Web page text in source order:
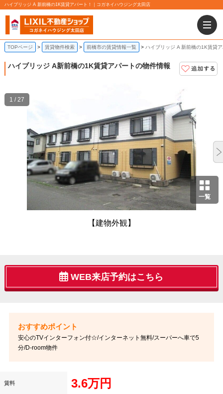
ハイブリッジ A 新前橋の1K賃貸アパート！｜コガネイハウジング太田店
TOPページ 賃貸物件検索 前橋市の賃貸情報一覧 ハイブリッジ A 新前橋の1K賃貸
ハイブリッジ A新前橋の1K賃貸アパートの物件情報
一覧
【建物外観】
1 / 27
WEB来店予約はこちら
安心のTVインターフォン付☆/インターネット無料/スーパーへ車で5
分/D-room物件
賃料 3.6万円